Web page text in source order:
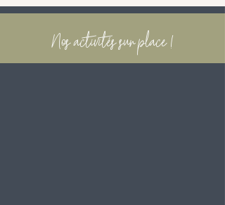
Nosactivités sur place !